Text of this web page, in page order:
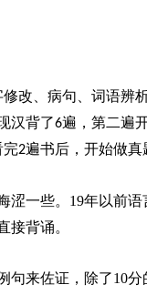
改、病句、词语辨
汉背了6遍，第二遍
完2遍书后，开始做真
涩一些。 19年以前语
接背诵。
句来佐证，除了10分